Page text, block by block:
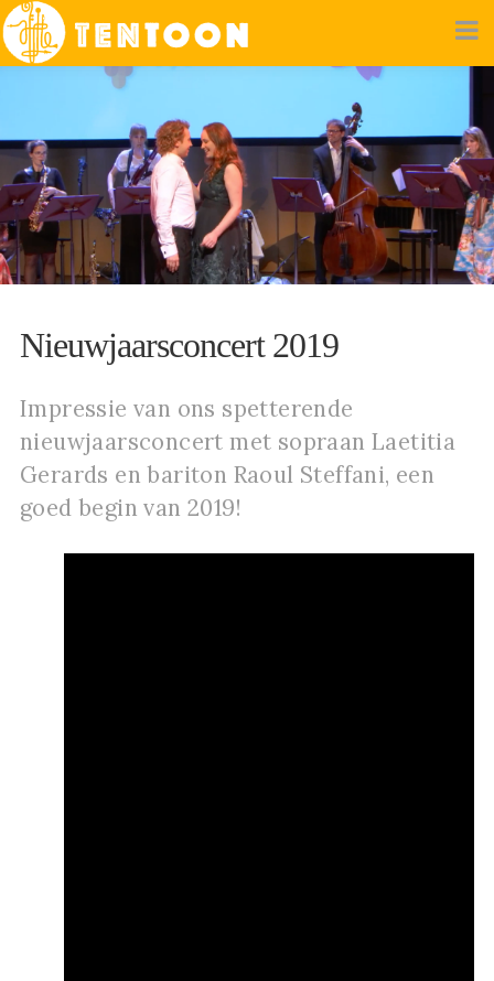
Nieuwjaarsconcert 2019
Impressie van ons spetterende
nieuwjaarsconcert met sopraan Laetitia
Gerards en bariton Raoul Steffani, een
goed begin van 2019!